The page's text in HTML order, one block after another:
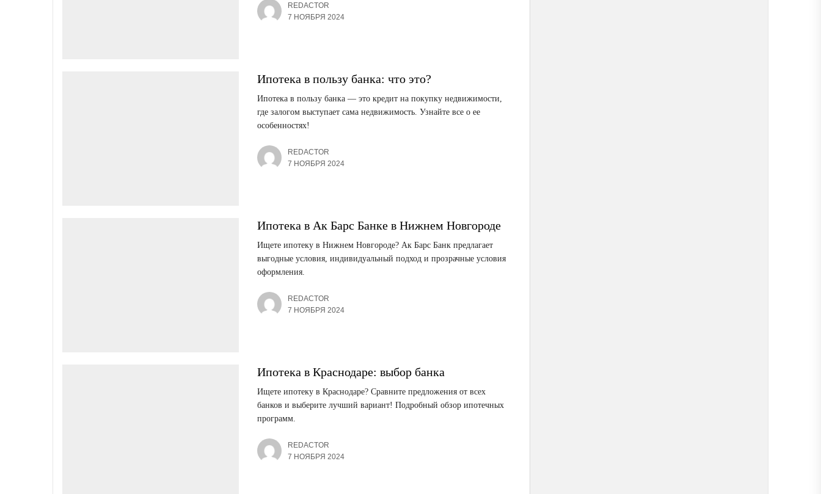
REDACTOR
7 НОЯБРЯ 2024
Ипотека в пользу банка: что это?
Ипотека в пользу банка — это кредит на покупку недвижимости,
где залогом выступает сама недвижимость. Узнайте все о ее
особенностях!
REDACTOR
7 НОЯБРЯ 2024
Ипотека в Ак Барс Банке в Нижнем Новгороде
Ищете ипотеку в Нижнем Новгороде? Ак Барс Банк предлагает
выгодные условия, индивидуальный подход и прозрачные условия
оформления.
REDACTOR
7 НОЯБРЯ 2024
Ипотека в Краснодаре: выбор банка
Ищете ипотеку в Краснодаре? Сравните предложения от всех
банков и выберите лучший вариант! Подробный обзор ипотечных
программ.
REDACTOR
7 НОЯБРЯ 2024